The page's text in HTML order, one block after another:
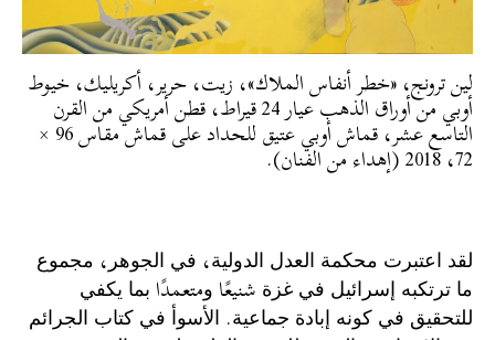
لين ترونج، «خطر أنفاس الملاك»، زيت، حرير، أكريليك، خيوط
أوبي من أوراق الذهب عيار 24 قيراط، قطن أمريكي من القرن
التاسع عشر، قماش أوبي عتيق للحداد على قماش مقاس 96 ×
72، 2018 (إهداء من الفنان).
‫ﻟﻘﺪ ﺍﻋﺘﺒﺮﺕ ﻣﺤﻜﻤﺔ ﺍﻟﻌﺪﻝ ﺍﻟﺪﻭﻟﻴﺔ، ﻓﻲ ﺍﻟﺠﻮﻫﺮ، ﻣﺠﻤﻮﻉ
ﻣﺎ ﺗﺮﺗﻜﺒﻪ ﺇﺳﺮﺍﺋﻴﻞ ﻓﻲ ﻏﺰﺓ شنيعًا ﻭمتعمدًا ﺑﻤﺎ ﻳﻜﻔﻲ
ﻟﻠﺘﺤﻘﻴﻖ ﻓﻲ ﻛﻮﻧﻪ ﺇﺑﺎﺩﺓ ﺟﻤﺎﻋﻴﺔ. ﺍﻷﺳﻮﺃ ﻓﻲ ﻛﺘﺎﺏ ﺍﻟﺠﺮﺍﺋﻢ